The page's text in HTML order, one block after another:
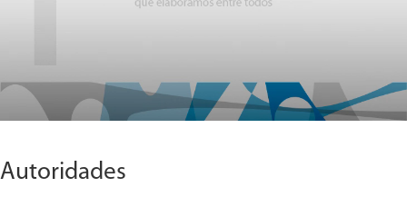
Autoridades